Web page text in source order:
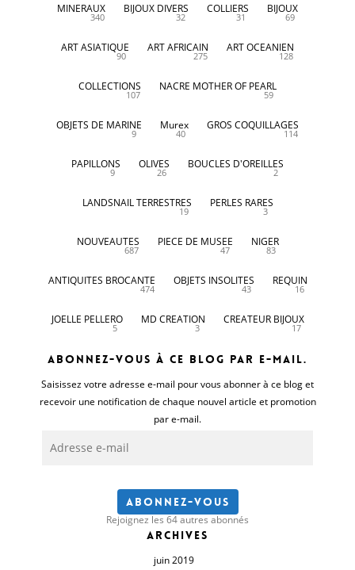
MINERAUX
340
BIJOUX DIVERS
32
COLLIERS
31
BIJOUX
69
ART ASIATIQUE
90
ART AFRICAIN
275
ART OCEANIEN
128
COLLECTIONS
107
NACRE MOTHER OF PEARL
59
OBJETS DE MARINE
9
Murex
40
GROS COQUILLAGES
114
PAPILLONS
9
OLIVES
26
BOUCLES D'OREILLES
2
LANDSNAIL TERRESTRES
19
PERLES RARES
3
NOUVEAUTES
687
PIECE DE MUSEE
47
NIGER
83
ANTIQUITES BROCANTE
474
OBJETS INSOLITES
43
REQUIN
16
JOELLE PELLERO
5
MD CREATION
3
CREATEUR BIJOUX
17
Abonnez-vous à ce blog par e-mail.
Saisissez votre adresse e-mail pour vous abonner à ce blog et
recevoir une notification de chaque nouvel article et promotion
par e-mail.
e-
Abonnez-vous
Rejoignez les 64 autres abonnés
Archives
juin 2019